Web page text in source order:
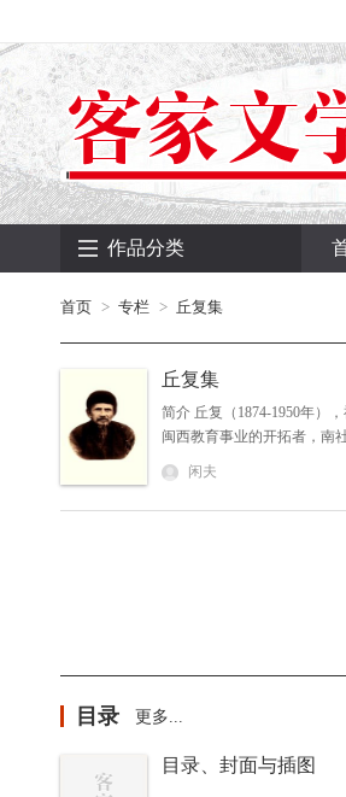
作品分类
首页 专栏 丘复集
丘复集
简介 丘复（1874-1950年）
闽西教育事业的开拓者，南
丰。《丘复集》收录了《念
丰楼杂记》和《南武赘谭》
文学网”丘复专栏。 （
闲夫
目录 更多...
目录、封面与插图